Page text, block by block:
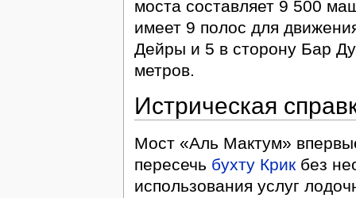
моста составляет 9 500
имеет 9 полос для
Дейры и 5 в сторону Бар
метров.
Истрическая
Мост «Аль Мактум»
пересечь бухту Крикбез
использования услуг